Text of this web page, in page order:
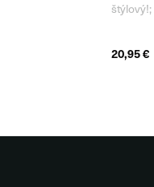
20,95 €